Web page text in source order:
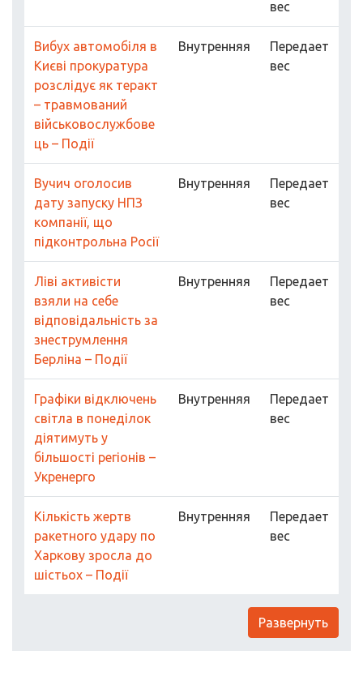
вес
Вибух автомобіля в
Києві прокуратура
розслідує як теракт
– травмований
військовослужбове
ць – Події
Внутренняя
Передает
вес
Вучич оголосив
дату запуску НПЗ
компанії, що
підконтрольна Росії
Внутренняя
Передает
вес
Ліві активісти
взяли на себе
відповідальність за
знеструмлення
Берліна – Події
Внутренняя
Передает
вес
Графіки відключень
світла в понеділок
діятимуть у
більшості регіонів –
Укренерго
Внутренняя
Передает
вес
Кількість жертв
ракетного удару по
Харкову зросла до
шістьох – Події
Внутренняя
Передает
вес
Развернуть